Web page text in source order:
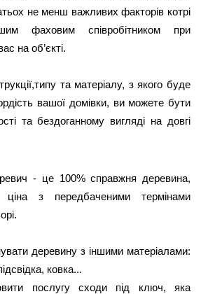
не менш важливих факторів котрі
фаховим співробітником при
на об’єкті.
та матеріалу, з якого буде
вашої домівки, ви можете бути
та бездоганному вигляді на довгі
- це 100% справжня деревина,
ціна з передбаченими термінами
деревину з іншими матеріалами:
ковка...
послугу сходи під ключ, яка